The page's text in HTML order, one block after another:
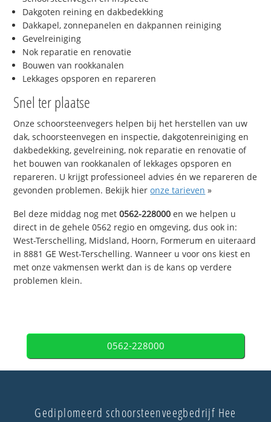
Dakgoten reining en dakbedekking
Dakkapel, zonnepanelen en dakpannen reiniging
Gevelreiniging
Nok reparatie en renovatie
Bouwen van rookkanalen
Lekkages opsporen en repareren
Snel ter plaatse
Onze schoorsteenvegers helpen bij het herstellen van uw
dak, schoorsteenvegen en inspectie, dakgotenreiniging en
dakbedekking, gevelreining, nok reparatie en renovatie of
het bouwen van rookkanalen of lekkages opsporen en
repareren. U krijgt professioneel advies én we repareren de
gevonden problemen. Bekijk hieronze tarieven »
Bel deze middag nog met0562-228000 en we helpen u
direct in de gehele 0562 regio en omgeving, dus ook in:
West-Terschelling, Midsland, Hoorn, Formerum en uiteraard
in 8881 GE West-Terschelling. Wanneer u voor ons kiest en
met onze vakmensen werkt dan is de kans op verdere
problemen klein.
0562-228000
Gediplomeerd schoorsteenveegbedrijf Hee